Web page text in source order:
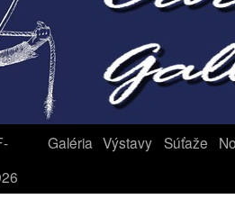
Galéria Výstavy Súťaže